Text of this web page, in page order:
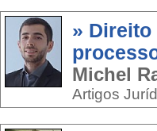
»
Michel
Artigos